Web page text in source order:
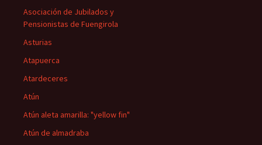
Asociación de Jubilados y
Pensionistas de Fuengirola
Asturias
Atapuerca
Atardeceres
Atún
Atún aleta amarilla: "yellow fin"
Atún de almadraba